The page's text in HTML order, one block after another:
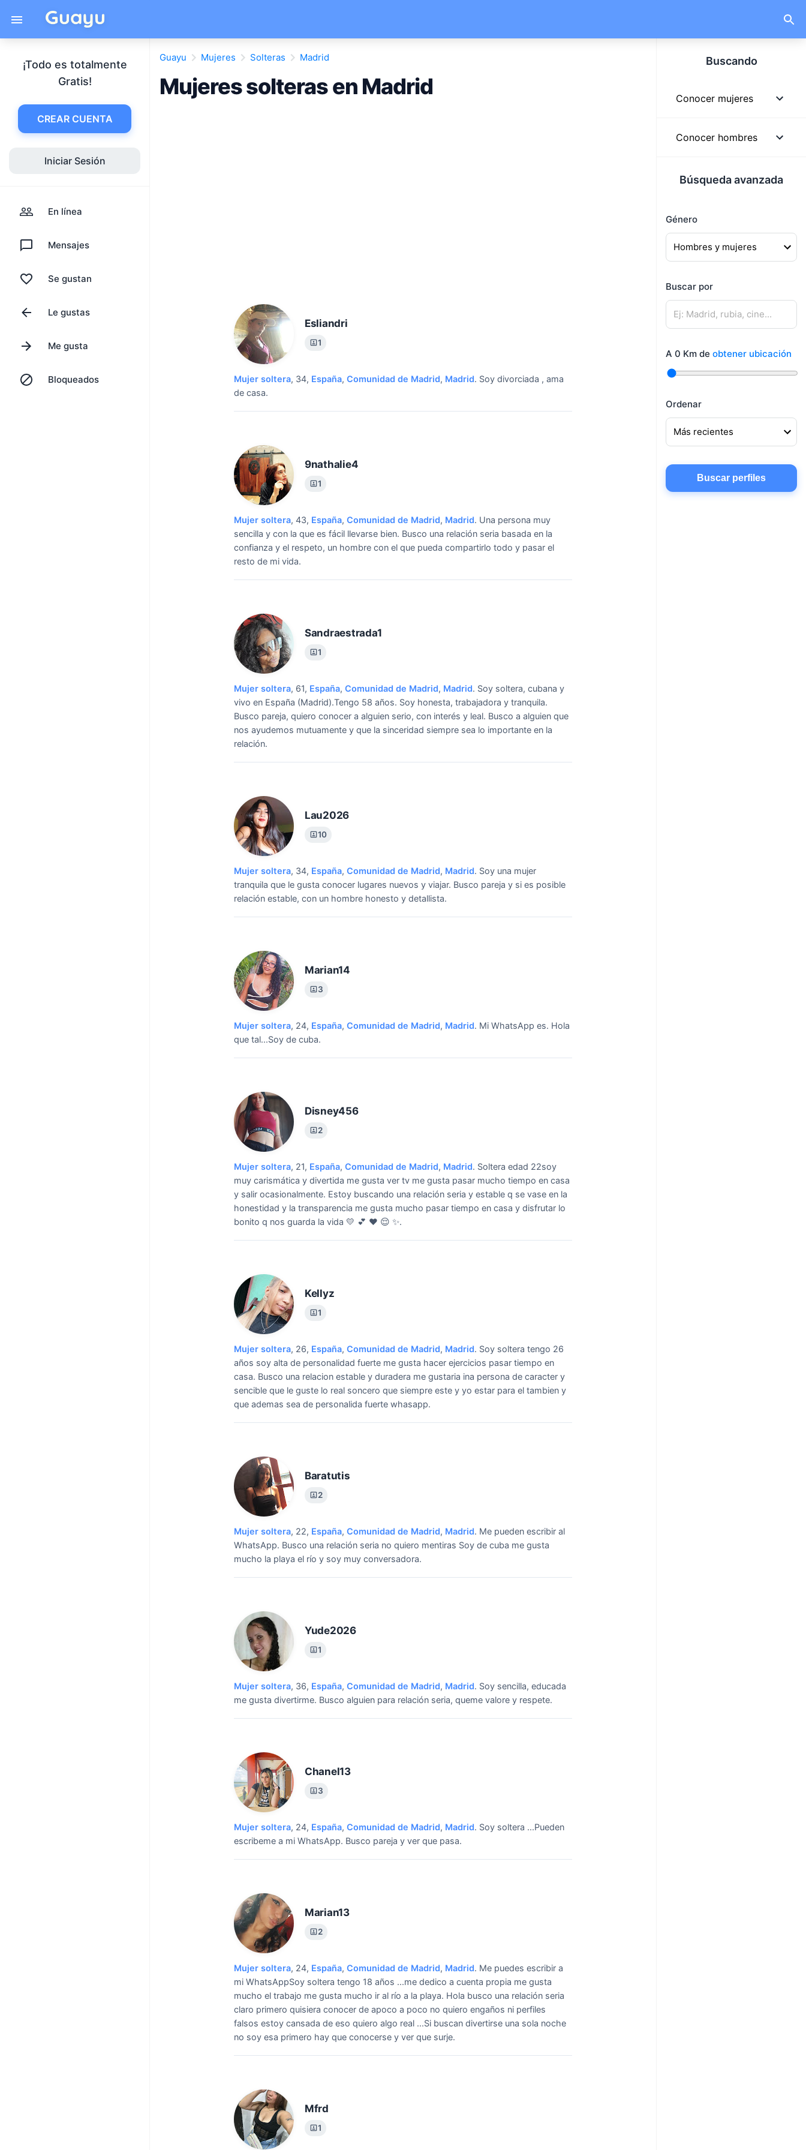
Buscando
Conocer mujeres
Mujeres lindas
Mujeres buscando
hombres
Mujeres buscando pareja
Mujeres buscando
amigos
Mujeres buscando
Mujeres buscando
Conocer hombres
Hombres guapos
Hombres buscando
Hombres buscando
pareja
amigos
Búsqueda avanzada
Género
Buscar por
A 0 Km de obtener ubicación
Ordenar
Buscar perfiles
¡Todo es totalmente
Gratis!
CREAR CUENTA
Iniciar Sesión
En línea
Mensajes
Se gustan
Le gustas
Me gusta
Bloqueados
Guayu Mujeres Solteras Madrid
Mujeres solteras en Madrid
Esliandri
1
Mujer soltera, 34, España, Comunidad de Madrid, Madrid. Soy divorciada , ama
de casa.
9nathalie4
1
Mujer soltera, 43, España, Comunidad de Madrid, Madrid. Una persona muy
sencilla y con la que es fácil llevarse bien. Busco una relación seria basada en la
confianza y el respeto, un hombre con el que pueda compartirlo todo y pasar el
resto de mi vida.
Sandraestrada1
1
Mujer soltera, 61, España, Comunidad de Madrid, Madrid. Soy soltera, cubana y
vivo en España (Madrid).Tengo 58 años. Soy honesta, trabajadora y tranquila.
Busco pareja, quiero conocer a alguien serio, con interés y leal. Busco a alguien que
nos ayudemos mutuamente y que la sinceridad siempre sea lo importante en la
relación.
Lau2026
10
Mujer soltera, 34, España, Comunidad de Madrid, Madrid. Soy una mujer
tranquila que le gusta conocer lugares nuevos y viajar. Busco pareja y si es posible
relación estable, con un hombre honesto y detallista.
Marian14
3
Mujer soltera, 24, España, Comunidad de Madrid, Madrid. Mi WhatsApp es. Hola
que tal...Soy de cuba.
Disney456
2
Mujer soltera, 21, España, Comunidad de Madrid, Madrid. Soltera edad 22soy
muy carismática y divertida me gusta ver tv me gusta pasar mucho tiempo en casa
y salir ocasionalmente. Estoy buscando una relación seria y estable q se vase en la
honestidad y la transparencia me gusta mucho pasar tiempo en casa y disfrutar lo
bonito q nos guarda la vida 💛 💕 ♥️ 😌 ✨️.
Kellyz
1
Mujer soltera, 26, España, Comunidad de Madrid, Madrid. Soy soltera tengo 26
años soy alta de personalidad fuerte me gusta hacer ejercicios pasar tiempo en
casa. Busco una relacion estable y duradera me gustaria ina persona de caracter y
sencible que le guste lo real soncero que siempre este y yo estar para el tambien y
que ademas sea de personalida fuerte whasapp.
Baratutis
2
Mujer soltera, 22, España, Comunidad de Madrid, Madrid. Me pueden escribir al
WhatsApp. Busco una relación seria no quiero mentiras Soy de cuba me gusta
mucho la playa el río y soy muy conversadora.
Yude2026
1
Mujer soltera, 36, España, Comunidad de Madrid, Madrid. Soy sencilla, educada
me gusta divertirme. Busco alguien para relación seria, queme valore y respete.
Chanel13
3
Mujer soltera, 24, España, Comunidad de Madrid, Madrid. Soy soltera ...Pueden
escribeme a mi WhatsApp. Busco pareja y ver que pasa.
Marian13
2
Mujer soltera, 24, España, Comunidad de Madrid, Madrid. Me puedes escribir a
mi WhatsAppSoy soltera tengo 18 años ...me dedico a cuenta propia me gusta
mucho el trabajo me gusta mucho ir al río a la playa. Hola busco una relación seria
claro primero quisiera conocer de apoco a poco no quiero engaños ni perfiles
falsos estoy cansada de eso quiero algo real ...Si buscan divertirse una sola noche
no soy esa primero hay que conocerse y ver que surje.
Mfrd
1